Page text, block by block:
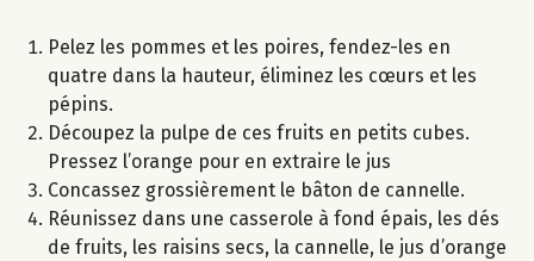
Pelez les pommes et les poires, fendez-les en
quatre dans la hauteur, éliminez les cœurs et les
pépins.
Découpez la pulpe de ces fruits en petits cubes.
Pressez l’orange pour en extraire le jus
Concassez grossièrement le bâton de cannelle.
Réunissez dans une casserole à fond épais, les dés
de fruits, les raisins secs, la cannelle, le jus d’orange